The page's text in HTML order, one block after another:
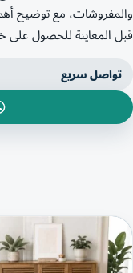
والمفروشات، مع توضيح
قبل المعاينة للحصول
تواصل سريع